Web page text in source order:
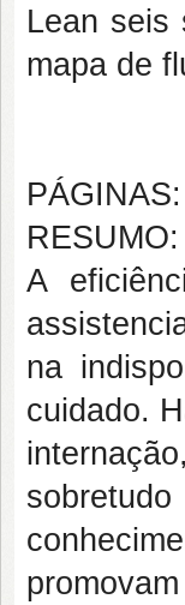
Lean seis
mapa de
RESUMO:
A
na
cuidado.